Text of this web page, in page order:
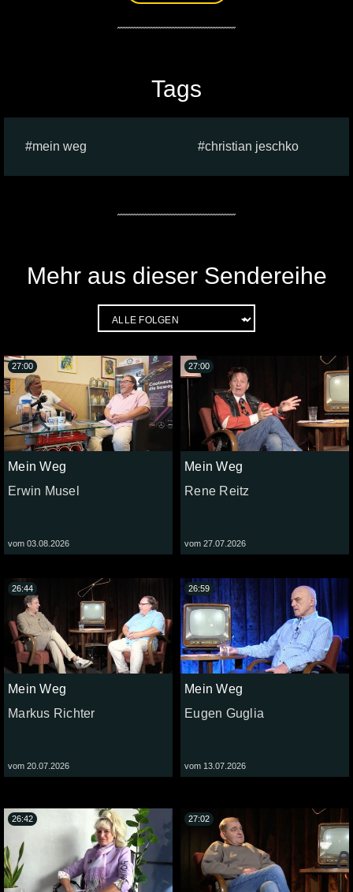
Tags
mein weg christian jeschko
Mehr aus dieser Sendereihe
Mein Weg
Erwin Musel
vom 03.08.2026
27:00
Mein Weg
Rene Reitz
vom 27.07.2026
27:00
Mein Weg
Markus Richter
vom 20.07.2026
26:44
Mein Weg
Eugen Guglia
vom 13.07.2026
26:59
26:42 27:02